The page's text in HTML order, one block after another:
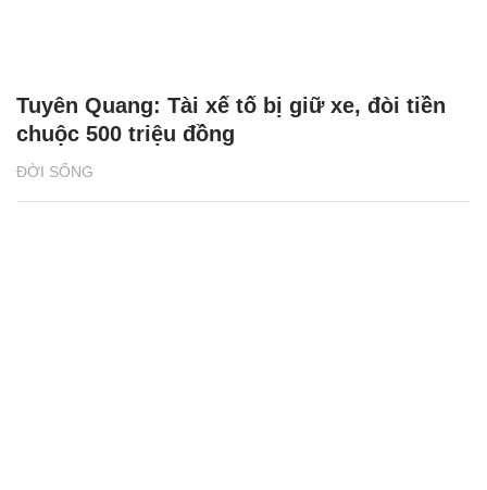
ĐỜI SỐNG
Tuyên Quang: Tài xế tố bị giữ xe, đòi tiền
chuộc 500 triệu đồng